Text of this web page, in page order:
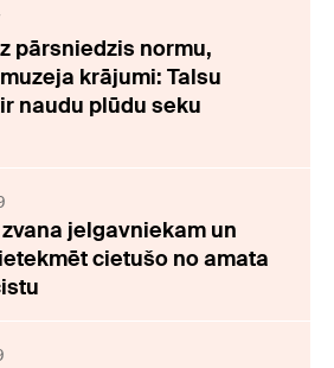
pārsniedzis normu,
krājumi: Talsu
naudu plūdu seku
jelgavniekam un
cietušo no amata